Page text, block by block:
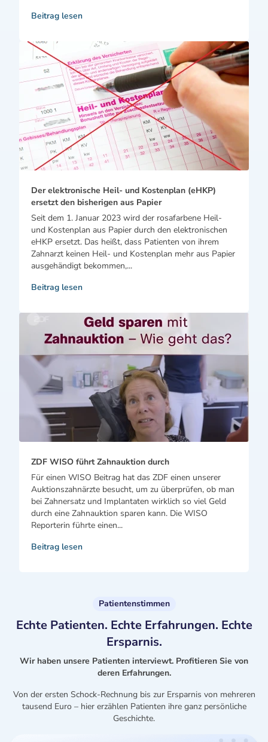
Beitrag lesen
Der elektronische Heil- und Kostenplan (eHKP)
ersetzt den bisherigen aus Papier
Seit dem 1. Januar 2023 wird der rosafarbene Heil-
und Kostenplan aus Papier durch den elektronischen
eHKP ersetzt. Das heißt, dass Patienten von ihrem
Zahnarzt keinen Heil- und Kostenplan mehr aus Papier
ausgehändigt bekommen,...
Beitrag lesen
ZDF WISO führt Zahnauktion durch
Für einen WISO Beitrag hat das ZDF einen unserer
Auktionszahnärzte besucht, um zu überprüfen, ob man
bei Zahnersatz und Implantaten wirklich so viel Geld
durch eine Zahnauktion sparen kann. Die WISO
Reporterin führte einen...
Beitrag lesen
Patientenstimmen
Echte Patienten. Echte Erfahrungen. Echte
Ersparnis.
Wir haben unsere Patienten interviewt. Profitieren Sie von
deren Erfahrungen.
Von der ersten Schock-Rechnung bis zur Ersparnis von mehreren
tausend Euro – hier erzählen Patienten ihre ganz persönliche
Geschichte.